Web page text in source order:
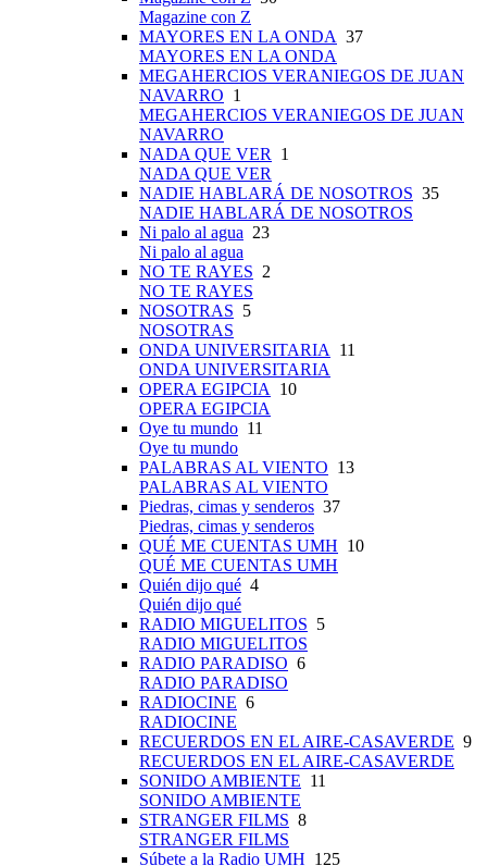
Magazine con Z
MAYORES EN LA ONDA 37
MAYORES EN LA ONDA
MEGAHERCIOS VERANIEGOS DE JUAN
NAVARRO 1
MEGAHERCIOS VERANIEGOS DE JUAN
NAVARRO
NADA QUE VER
1
NADA QUE VER
NADIE HABLARÁ DE NOSOTROS 35
NADIE HABLARÁ DE NOSOTROS
Ni palo al agua 23
Ni palo al agua
NO TE RAYES 2
NO TE RAYES
NOSOTRAS 5
NOSOTRAS
ONDA UNIVERSITARIA
11
ONDA UNIVERSITARIA
OPERA EGIPCIA
10
OPERA EGIPCIA
Oye tu mundo 11
Oye tu mundo
PALABRAS AL VIENTO 13
PALABRAS AL VIENTO
Piedras, cimas y senderos 37
Piedras, cimas y senderos
QUÉ ME CUENTAS UMH 10
QUÉ ME CUENTAS UMH
Quién dijo qué 4
Quién dijo qué
RADIO MIGUELITOS 5
RADIO MIGUELITOS
RADIO PARADISO 6
RADIO PARADISO
RADIOCINE 6
RADIOCINE
RECUERDOS EN EL AIRE-CASAVERDE 9
RECUERDOS EN EL AIRE-CASAVERDE
SONIDO AMBIENTE 11
SONIDO AMBIENTE
STRANGER FILMS 8
STRANGER FILMS
Súbete a la Radio UMH 125